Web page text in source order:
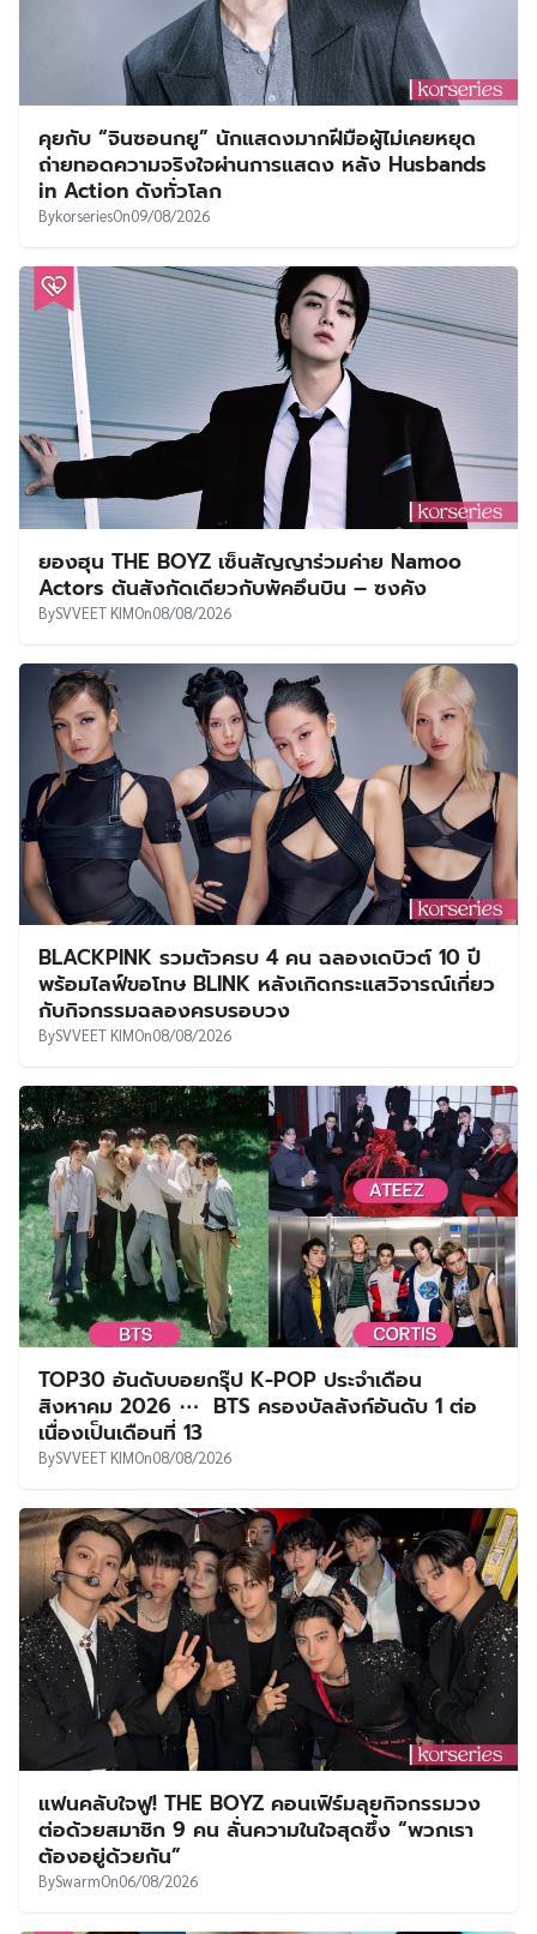
คุยกับ “จินซอนกยู” นักแสดงมากฝีมือผู้ไม่เคยหยุด
ถ่ายทอดความจริงใจผ่านการแสดง หลัง Husbands
in Action ดังทั่วโลก
BykorseriesOn09/08/2026
ยองฮุน THE BOYZ เซ็นสัญญาร่วมค่าย Namoo
Actors ต้นสังกัดเดียวกับพัคอึนบิน – ซงคัง
BySVVEET KIMOn08/08/2026
BLACKPINK รวมตัวครบ 4 คน ฉลองเดบิวต์ 10 ปี
พร้อมไลฟ์ขอโทษ BLINK หลังเกิดกระแสวิจารณ์เกี่ยว
กับกิจกรรมฉลองครบรอบวง
BySVVEET KIMOn08/08/2026
TOP30 อันดับบอยกรุ๊ป K-POP ประจำเดือน
สิงหาคม 2026 ⋯ BTS ครองบัลลังก์อันดับ 1 ต่อ
เนื่องเป็นเดือนที่ 13
BySVVEET KIMOn08/08/2026
แฟนคลับใจฟู! THE BOYZ คอนเฟิร์มลุยกิจกรรมวง
ต่อด้วยสมาชิก 9 คน ลั่นความในใจสุดซึ้ง “พวกเรา
ต้องอยู่ด้วยกัน”
BySwarmOn06/08/2026